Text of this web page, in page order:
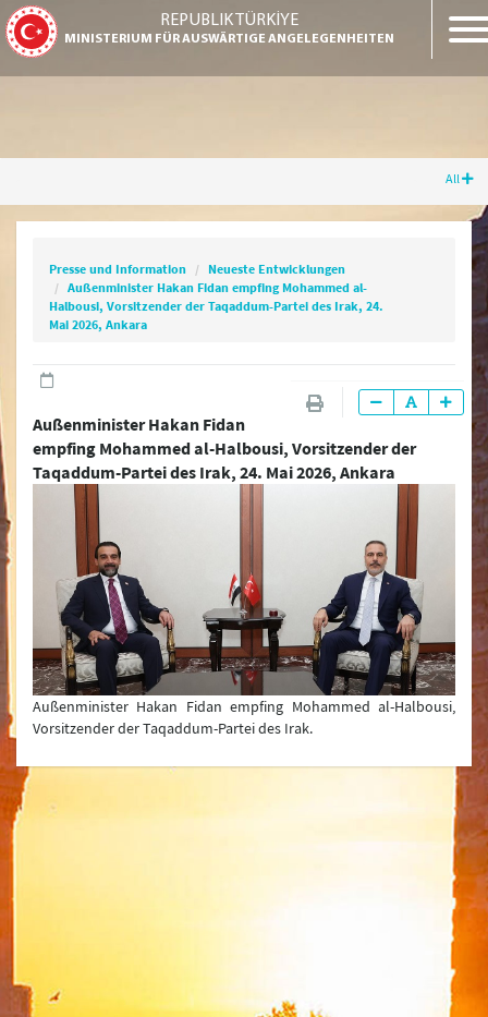
REPUBLIK TÜRKİYE
MINISTERIUM FÜR AUSWÄRTIGE ANGELEGENHEITEN
Mohammed al-Halbousi, Vorsitzender der
Taqaddum-Partei des Irak, 24. Mai 2026,
Ankara
All
Aktuelle Pressemitteilungen
Pressemitteilungen und Erklärungen
Frage & Antwort
Gemeinsame Erklärungen
Pressekonferenzen
Neueste Entwicklungen
Presse und Information
Neueste Entwicklungen
Außenminister Hakan Fidan empfing Mohammed al-
Halbousi, Vorsitzender der Taqaddum-Partei des Irak, 24.
Mai 2026, Ankara
Außenminister Hakan Fidan
empfing Mohammed al-Halbousi, Vorsitzender der
Taqaddum-Partei des Irak, 24. Mai 2026, Ankara
Außenminister Hakan Fidan empfing Mohammed al-Halbousi,
Vorsitzender der Taqaddum-Partei des Irak.
Angelegenheiten der Republik Türkiye